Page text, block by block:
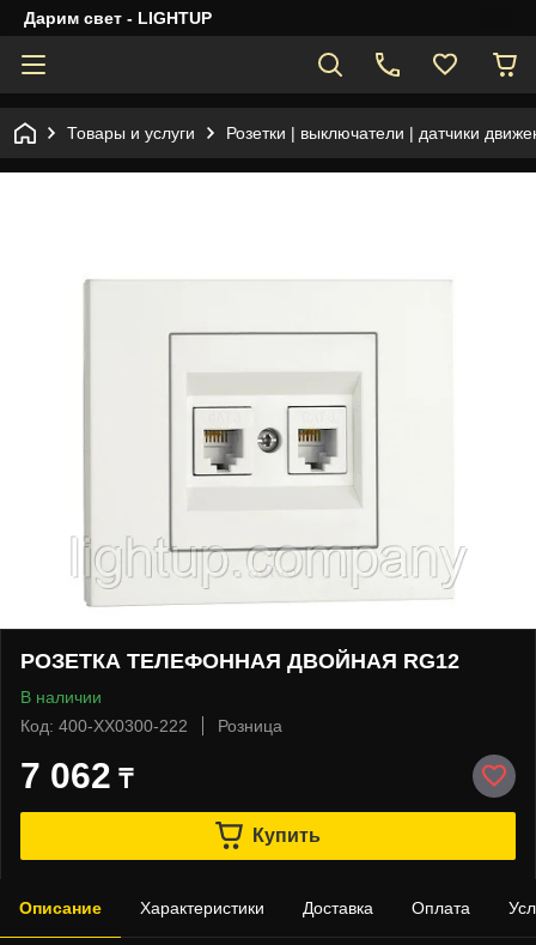
Дарим свет - LIGHTUP
Товары и услуги Розетки | выключатели | датчики
РОЗЕТКА ТЕЛЕФОННАЯ ДВОЙНАЯ RG12
В наличии
Код: 400-XX0300-222
Розница
7 062 ₸
Купить
Описание Характеристики Доставка Оплата